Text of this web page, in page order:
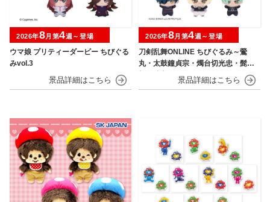
ウマ娘 プリティーダービー ちびぐる
みvol.3
2026年8月第4週～登場
刀剣乱舞ONLINE ちびぐるみ～鶯
丸・太鼓鐘貞宗・燭台切光忠・髭
2026年8月第4週～登場